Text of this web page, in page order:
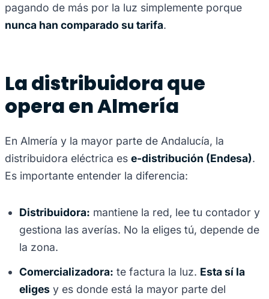
pagando de más por la luz simplemente porque
nunca han comparado su tarifa.
La distribuidora que
opera en Almería
En Almería y la mayor parte de Andalucía, la
distribuidora eléctrica es e-distribución (Endesa).
Es importante entender la diferencia:
Distribuidora: mantiene la red, lee tu contador y
gestiona las averías. No la eliges tú, depende de
la zona.
Comercializadora: te factura la luz. Esta sí la
eliges y es donde está la mayor parte del